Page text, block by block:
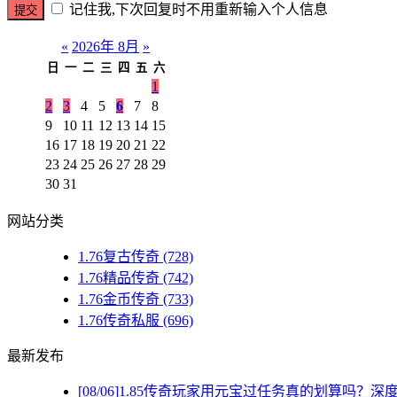
记住我,下次回复时不用重新输入个人信息
« 2026年 8月 »
日 一 二 三 四 五 六
1
2
3 4 5 6 7
8
9
10 11 12 13 14 15
16 17 18 19 20 21 22
23 24 25 26 27 28 29
30 31
网站分类
1.76复古传奇 (728)
1.76精品传奇 (742)
1.76金币传奇 (733)
1.76传奇私服 (696)
最新发布
[08/06]1.85传奇玩家用元宝过任务真的划算吗？深